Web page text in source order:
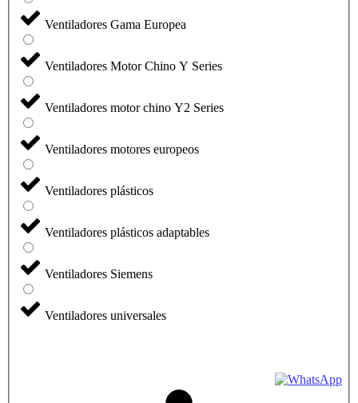
Ventiladores Gama Europea
Ventiladores Motor Chino Y Series
Ventiladores motor chino Y2 Series
Ventiladores motores europeos
Ventiladores plásticos
Ventiladores plásticos adaptables
Ventiladores Siemens
Ventiladores universales